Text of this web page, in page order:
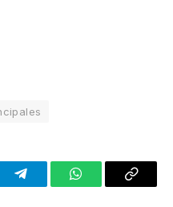
TelegramWhatsAppCopy